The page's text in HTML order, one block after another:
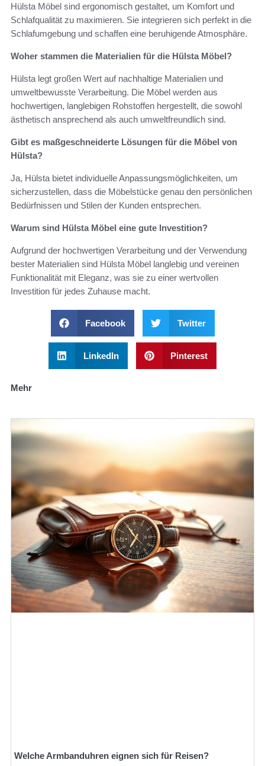
Hülsta Möbel sind ergonomisch gestaltet, um Komfort und
Schlafqualität zu maximieren. Sie integrieren sich perfekt in die
Schlafumgebung und schaffen eine beruhigende Atmosphäre.
Woher stammen die Materialien für die Hülsta Möbel?
Hülsta legt großen Wert auf nachhaltige Materialien und
umweltbewusste Verarbeitung. Die Möbel werden aus
hochwertigen, langlebigen Rohstoffen hergestellt, die sowohl
ästhetisch ansprechend als auch umweltfreundlich sind.
Gibt es maßgeschneiderte Lösungen für die Möbel von
Hülsta?
Ja, Hülsta bietet individuelle Anpassungsmöglichkeiten, um
sicherzustellen, dass die Möbelstücke genau den persönlichen
Bedürfnissen und Stilen der Kunden entsprechen.
Warum sind Hülsta Möbel eine gute Investition?
Aufgrund der hochwertigen Verarbeitung und der Verwendung
bester Materialien sind Hülsta Möbel langlebig und vereinen
Funktionalität mit Eleganz, was sie zu einer wertvollen
Investition für jedes Zuhause macht.
Facebook Twitter
LinkedIn Pinterest
Mehr
Welche Armbanduhren eignen sich für Reisen?